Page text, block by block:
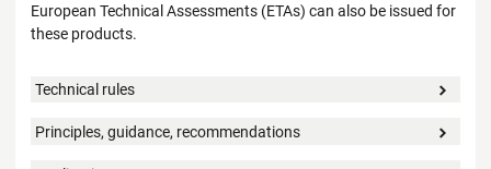
European Technical Assessments (ETAs) can also be issued for
these products.
Technical rules
Principles, guidance, recommendations